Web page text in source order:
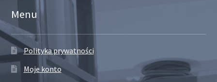
Menu
Polityka prywatności
Moje konto